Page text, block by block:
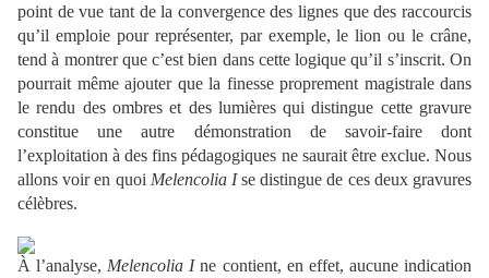
point de vue tant de la convergence des lignes que des raccourcis
qu’il emploie pour représenter, par exemple, le lion ou le crâne,
tend à montrer que c’est bien dans cette logique qu’il s’inscrit. On
pourrait même ajouter que la finesse proprement magistrale dans
le rendu des ombres et des lumières qui distingue cette gravure
constitue une autre démonstration de savoir-faire dont
l’exploitation à des fins pédagogiques ne saurait être exclue. Nous
allons voir en quoi Melencolia Ise distingue de ces deux gravures
célèbres.
À l’analyse, Melencolia Ine contient, en effet, aucune indication